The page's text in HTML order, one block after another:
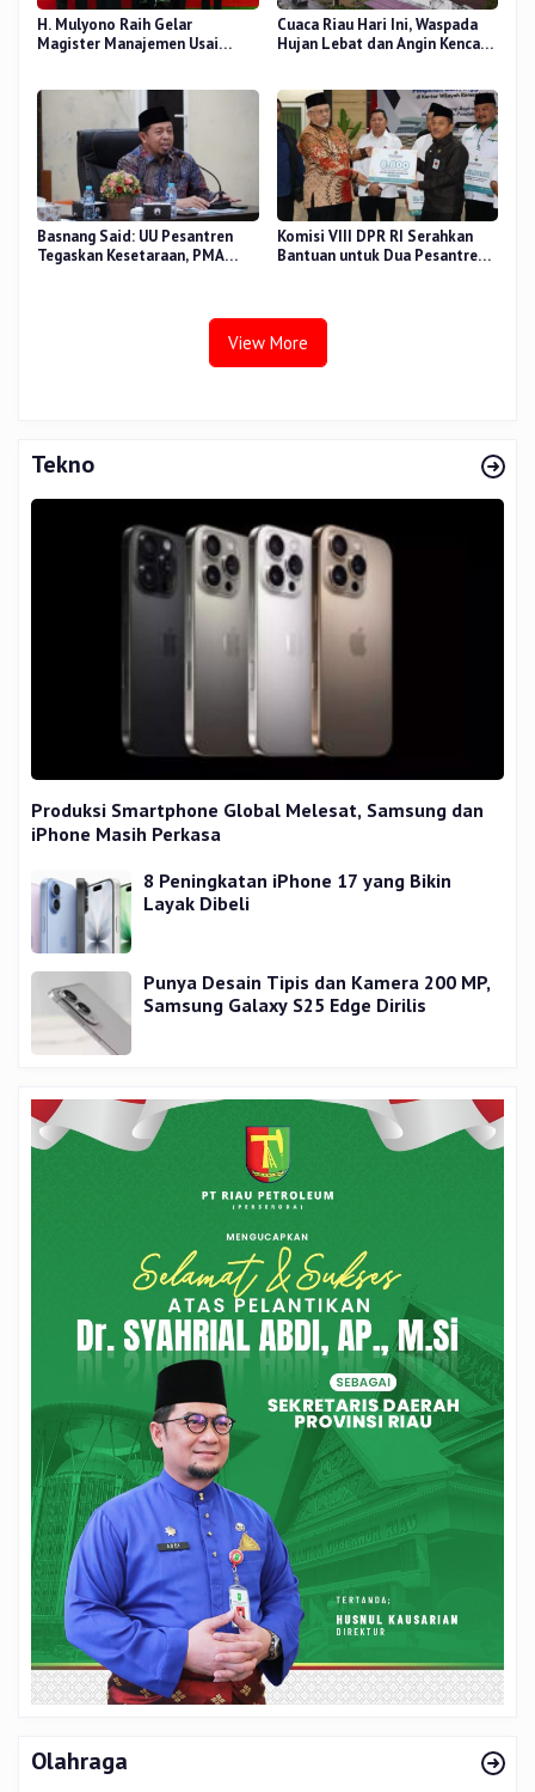
H. Mulyono Raih Gelar
Magister Manajemen Usai
Cuaca Riau Hari Ini, Waspada
Hujan Lebat dan Angin Kencang
Basnang Said: UU Pesantren
Tegaskan Kesetaraan, PMA
Komisi VIII DPR RI Serahkan
Bantuan untuk Dua Pesantren
View More
Tekno
Produksi Smartphone Global Melesat, Samsung dan
iPhone Masih Perkasa
8 Peningkatan iPhone 17 yang Bikin
Layak Dibeli
Punya Desain Tipis dan Kamera 200 MP,
Samsung Galaxy S25 Edge Dirilis
Olahraga